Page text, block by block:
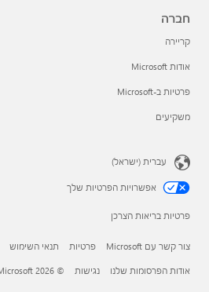
חברה
קריירה
אודות Microsoft
פרטיות ב-Microsoft
משקיעים
עברית (ישראל)
אפשרויות הפרטיות שלך
פרטיות בריאות הצרכן
צור קשר עם Microsoft פרטיות תנאי השימוש
אודות הפרסומות שלנו נגישות © Microsoft 2026